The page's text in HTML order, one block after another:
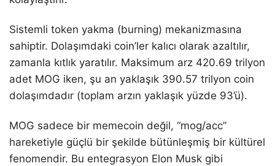
Sistemli token yakma (burning) mekanizmasına
sahiptir. Dolaşımdaki coin’ler kalıcı olarak azaltılır,
zamanla kıtlık yaratılır. Maksimum arz 420.69 trilyon
adet MOG iken, şu an yaklaşık 390.57 trilyon coin
dolaşımdadır (toplam arzın yaklaşık yüzde 93’ü).
MOG sadece bir memecoin değil, “mog/acc”
hareketiyle güçlü bir şekilde bütünleşmiş bir kültürel
fenomendir. Bu entegrasyon Elon Musk gibi